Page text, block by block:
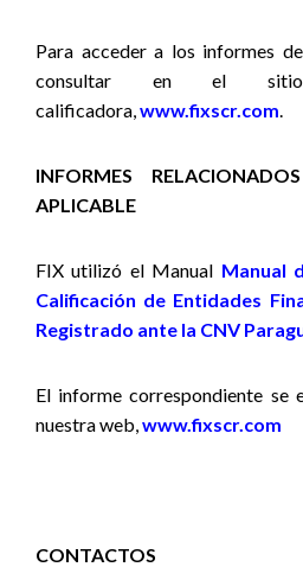
Para acceder a los informes
consultar en el
calificadora,www.fixscr.com.
INFORMES
APLICABLE
FIX utilizó el Manual Manual
Calificación de Entidades
Registrado ante la CNV
El informe correspondiente se
nuestra web,www.fixscr.com
CONTACTOS